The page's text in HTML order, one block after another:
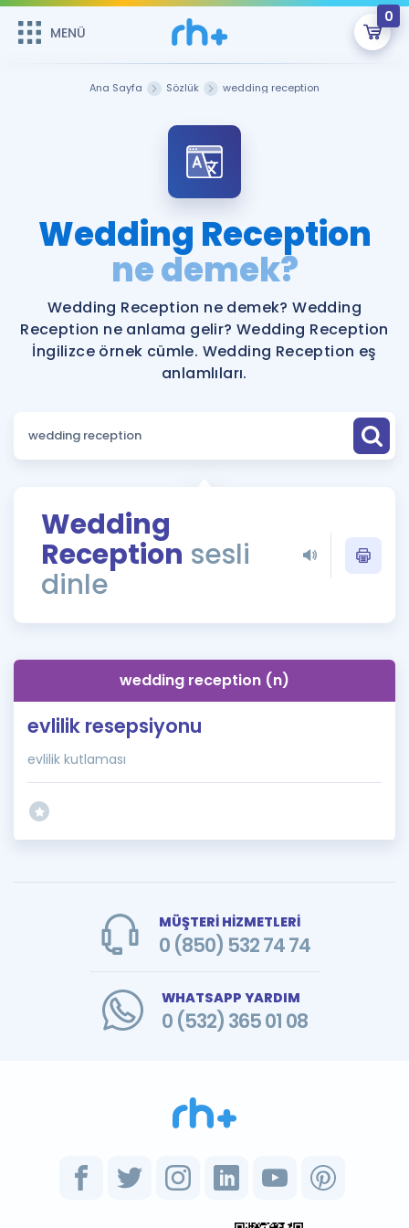
MENÜ
0
Şifremi Hatırlamıyorum
Sepetin Şu An Boş.
Remzi Hoca ile seni sınava hazırlayacak onlarca eğitim seni
bekliyor!
MENÜ
Faydalı Araçlar
Ücretsiz Kaynaklar
ÖSYM Sınav Takvimi
Kampanyalar
Blog
Blog
İngilizce Gramer
Kariyer
Ana Sayfa Sözlük wedding reception
Wedding Reception
ne demek?
Wedding Reception ne demek? Wedding
Reception ne anlama gelir? Wedding Reception
İngilizce örnek cümle. Wedding Reception eş
anlamlıları.
Wedding
Reception sesli
dinle
wedding reception (n)
evlilik resepsiyonu
evlilik kutlaması
MÜŞTERİ HİZMETLERİ
0 (850) 532 74 74
WHATSAPP YARDIM
0 (532) 365 01 08